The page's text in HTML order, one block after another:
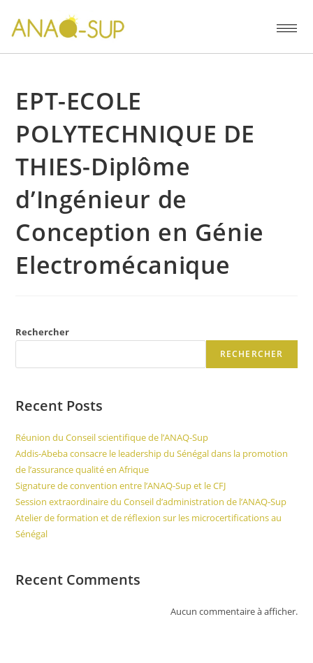
EPT-ECOLE
POLYTECHNIQUE DE
THIES-Diplôme
d’Ingénieur de
Conception en Génie
Electromécanique
Rechercher
RECHERCHER
Recent Posts
Réunion du Conseil scientifique de l’ANAQ-Sup
Addis-Abeba consacre le leadership du Sénégal dans la promotion
de l’assurance qualité en Afrique
Signature de convention entre l’ANAQ-Sup et le CFJ
Session extraordinaire du Conseil d’administration de l’ANAQ-Sup
Atelier de formation et de réflexion sur les microcertifications au
Sénégal
Recent Comments
Aucun commentaire à afficher.